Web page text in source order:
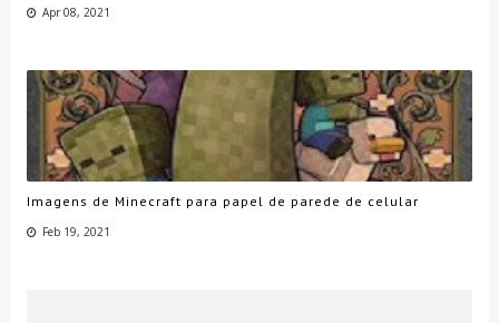
Apr 08, 2021
Imagens de Minecraft para papel de parede de celular
Feb 19, 2021